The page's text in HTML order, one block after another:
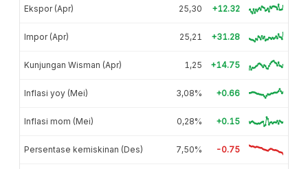
Ekspor (Apr) 25,30 +12.32
Impor (Apr) 25,21 +31.28
Kunjungan Wisman (Apr) 1,25 +14.75
Inflasi yoy (Mei) 3,08% +0.66
Inflasi mom (Mei) 0,28% +0.15
Persentase kemiskinan (Des) 7,50% -0.75